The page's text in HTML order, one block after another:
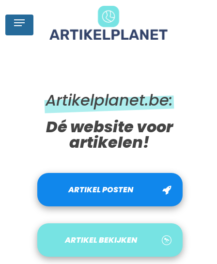
content
Menu
Artikelplanet.be:
Dé website voor
artikelen!
ARTIKEL POSTEN
ARTIKEL BEKIJKEN